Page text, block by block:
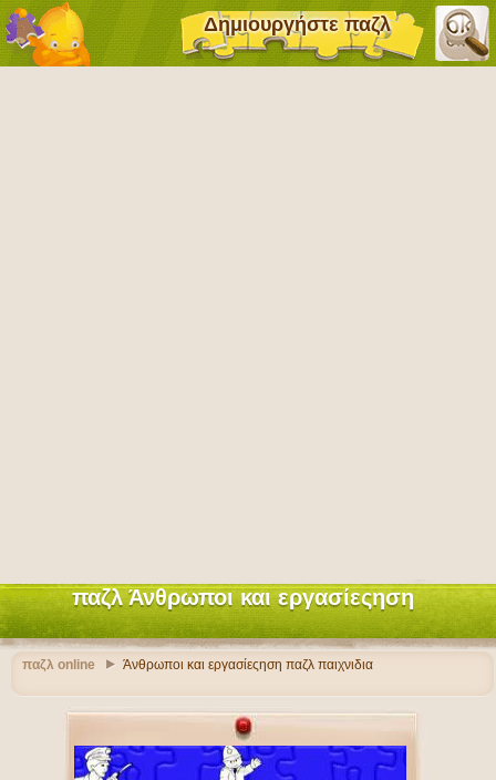
Δημιουργήστε παζλ
παζλ Άνθρωποι και εργασίεςηση
παζλ online Άνθρωποι και εργασίεςηση παζλ παιχνιδια